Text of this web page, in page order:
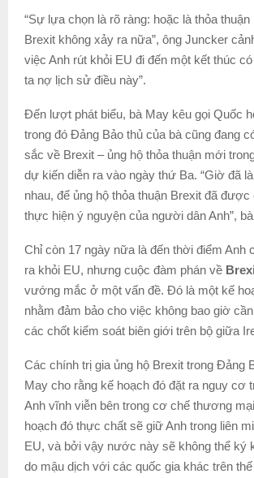
“Sự lựa chọn là rõ ràng: hoặc là thỏa thuận
Brexit không xảy ra nữa”, ông Juncker
việc Anh rút khỏi EU đi đến một kết thúc
ta nợ lịch sử điều này”.
Đến lượt phát biểu, bà May kêu gọi Quốc
trong đó Đảng Bảo thủ của bà cũng đang
sắc về Brexit – ủng hộ thỏa thuận mới
dự kiến diễn ra vào ngày thứ Ba. “Giờ đã
nhau, để ủng hộ thỏa thuận Brexit đã được
thực hiện ý nguyện của người dân Anh”,
Chỉ còn 17 ngày nữa là đến thời điểm Anh
ra khỏi EU, nhưng cuộc đàm phán về
vướng mắc ở một vấn đề. Đó là một kế
nhằm đảm bảo cho việc không bao giờ
các chốt kiểm soát biên giới trên bộ giữa
Các chính trị gia ủng hộ Brexit trong Đảng
May cho rằng kế hoạch đó đặt ra nguy cơ
Anh vĩnh viễn bên trong cơ chế thương
hoạch đó thực chất sẽ giữ Anh trong liên
EU, và bởi vậy nước này sẽ không thể ký
do mậu dịch với các quốc gia khác trên